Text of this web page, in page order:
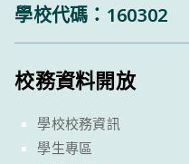
學校代碼：160302
校務資料開放
學校校務資訊
學生專區